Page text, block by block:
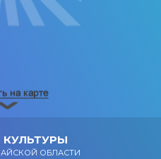
КУЛЬТУРЫ
ОБЛАСТИ